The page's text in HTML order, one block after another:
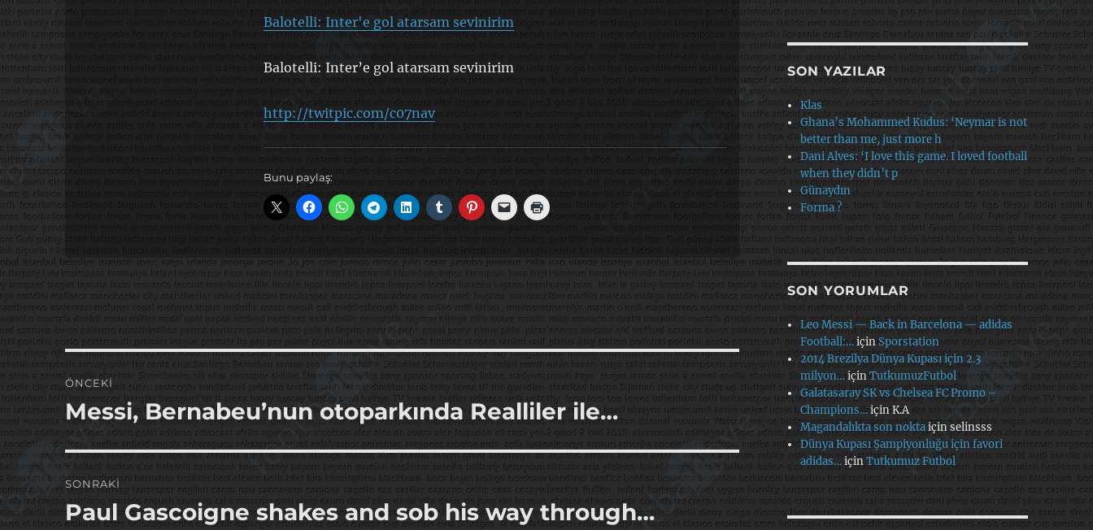
Balotelli: Inter'e gol atarsam sevinirim
Balotelli: Inter’e gol atarsam sevinirim
http://twitpic.com/c07nav
Bunu paylaş:
Yazı
gezinmesi
ÖNCEKI
Önceki
yazı:
Messi, Bernabeu’nun otoparkında Realliler ile…
SONRAKI
Sonraki
Paul Gascoigne shakes and sob his way through…
SON YAZILAR
Klas
Ghana’s Mohammed Kudus: ‘Neymar is not
better than me, just more h
Dani Alves: ‘I love this game. I loved football
when they didn’t p
Günaydın
Forma ?
SON YORUMLAR
Leo Messi — Back in Barcelona — adidas
Football:…içinSporstation
2014 Brezilya Dünya Kupası için 2.3
milyon…içinTutkumuzFutbol
Galatasaray SK vs Chelsea FC Promo –
Champions…içinK.A
Magandalıkta son noktaiçinselinsss
Dünya Kupası Şampiyonluğu için favori
adidas…içinTutkumuz Futbol